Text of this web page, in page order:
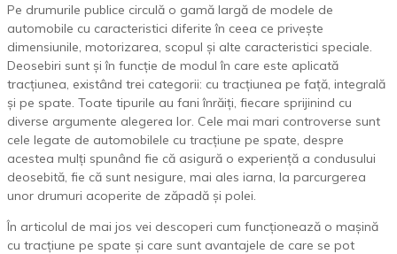
Pe drumurile publice circulă o gamă largă de modele de
automobile cu caracteristici diferite în ceea ce privește
dimensiunile, motorizarea, scopul și alte caracteristici speciale.
Deosebiri sunt și în funcție de modul în care este aplicată
tracțiunea, existând trei categorii: cu tracțiunea pe față, integrală
și pe spate. Toate tipurile au fani înrăiți, fiecare sprijinind cu
diverse argumente alegerea lor. Cele mai mari controverse sunt
cele legate de automobilele cu tracțiune pe spate, despre
acestea mulți spunând fie că asigură o experiență a condusului
deosebită, fie că sunt nesigure, mai ales iarna, la parcurgerea
unor drumuri acoperite de zăpadă și polei.
În articolul de mai jos vei descoperi cum funcționează o mașină
cu tracțiune pe spate și care sunt avantajele de care se pot